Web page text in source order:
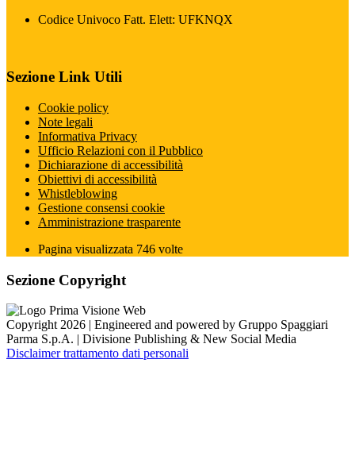
Codice Univoco Fatt. Elett: UFKNQX
Sezione Link Utili
Cookie policy
Note legali
Informativa Privacy
Ufficio Relazioni con il Pubblico
Dichiarazione di accessibilità
Obiettivi di accessibilità
Whistleblowing
Gestione consensi cookie
Amministrazione trasparente
Pagina visualizzata 746 volte
Sezione Copyright
Copyright 2026 | Engineered and powered by Gruppo Spaggiari
Parma S.p.A. | Divisione Publishing & New Social Media
Disclaimer trattamento dati personali